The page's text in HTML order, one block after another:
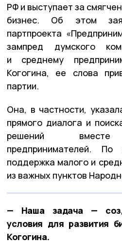
РФ и выступает за
бизнес. Об этом
партпроекта
зампред думского
и среднему
Когогина, ее слова
партии.
Она, в частности,
прямого диалога и
решений вместе
предпринимателей. По
поддержка малого и
из важных пунктов
— Наша задача —
условия для развития
Когогина.